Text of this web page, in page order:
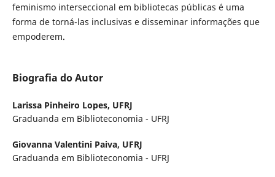
feminismo interseccional em bibliotecas públicas é uma
forma de torná-las inclusivas e disseminar informações que
empoderem.
Biografia do Autor
Larissa Pinheiro Lopes, UFRJ
Graduanda em Biblioteconomia - UFRJ
Giovanna Valentini Paiva, UFRJ
Graduanda em Biblioteconomia - UFRJ